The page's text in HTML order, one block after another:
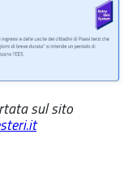
sul sito